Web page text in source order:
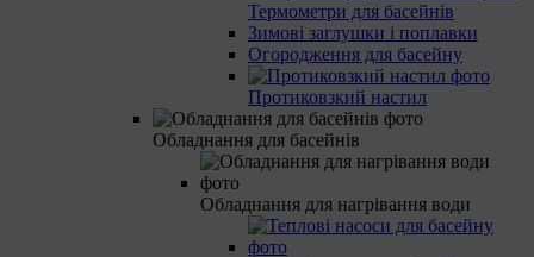
Термометри для басейнів
Зимові заглушки і поплавки
Огородження для басейну
Протиковзкий настил
Обладнання для басейнів
Обладнання для нагрівання води